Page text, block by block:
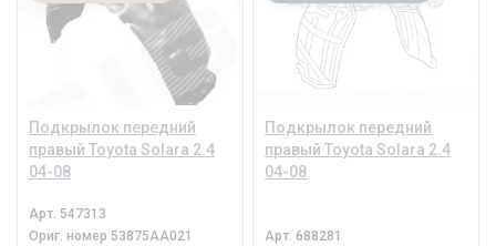
Подкрылок передний
правый Toyota Solara 2.4
04-08
Арт. 547313
Ориг. номер 53875AA021
Подкрылок передний
правый Toyota Solara 2.4
04-08
Арт. 688281